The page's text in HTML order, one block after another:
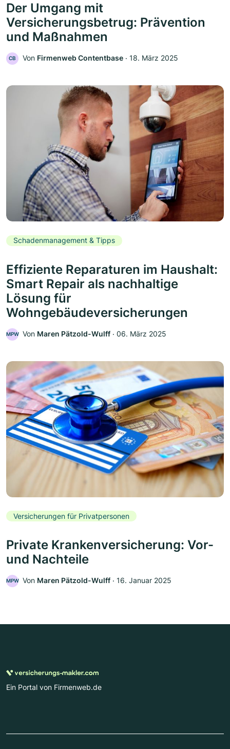
Der Umgang mit
Versicherungsbetrug: Prävention
und Maßnahmen
CB Von Firmenweb Contentbase ‧ 18. März 2025
Schadenmanagement & Tipps
Effiziente Reparaturen im Haushalt:
Smart Repair als nachhaltige
Lösung für
Wohngebäudeversicherungen
MPW Von Maren Pätzold-Wulff ‧ 06. März 2025
Versicherungen für Privatpersonen
Private Krankenversicherung: Vor-
und Nachteile
MPW Von Maren Pätzold-Wulff ‧ 16. Januar 2025
Ein Portal von Firmenweb.de